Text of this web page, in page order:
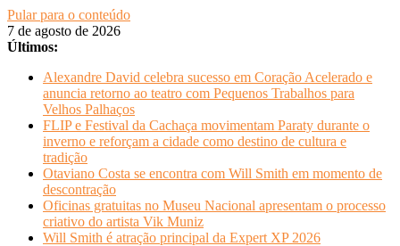
Pular para o conteúdo
7 de agosto de 2026
Últimos:
Alexandre David celebra sucesso em Coração Acelerado e
anuncia retorno ao teatro com Pequenos Trabalhos para
Velhos Palhaços
FLIP e Festival da Cachaça movimentam Paraty durante o
inverno e reforçam a cidade como destino de cultura e
tradição
Otaviano Costa se encontra com Will Smith em momento de
descontração
Oficinas gratuitas no Museu Nacional apresentam o processo
criativo do artista Vik Muniz
Will Smith é atração principal da Expert XP 2026